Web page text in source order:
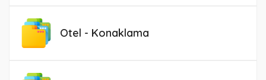
Otel - Konaklama